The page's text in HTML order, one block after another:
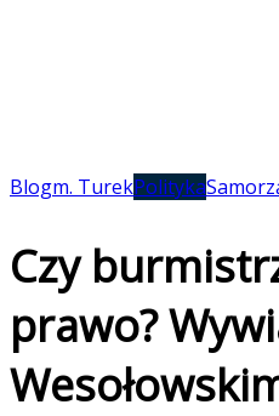
Blogm. TurekPolityka
Czy
prawo?